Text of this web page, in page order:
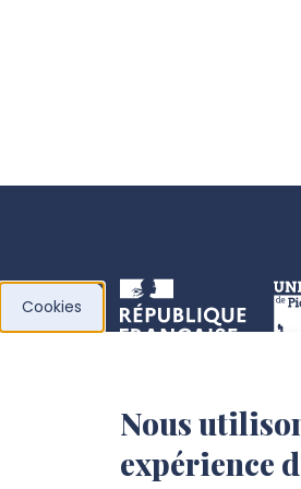
l’Université de
Picardie
Cookies
Nous
expérience